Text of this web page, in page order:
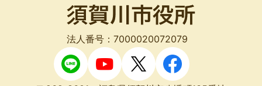
法人番号：7000020072079